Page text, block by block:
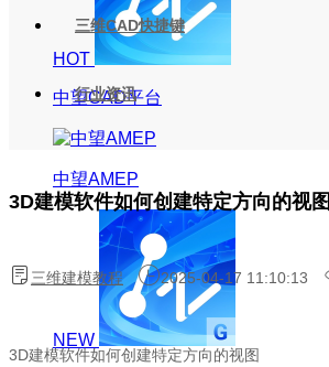
HOT
中望CAD平台
中望AMEP
NEW
三维CAD快捷键
行业资讯
3D建模软件如何创建特定方向的视图
三维建模教程 2025-04-17 11:10:13
3D建模软件如何创建特定方向的视图